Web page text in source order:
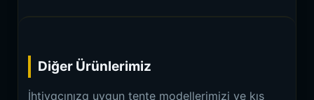
Diğer Ürünlerimiz
İhtiyacınıza uygun tente modellerimizi ve kış